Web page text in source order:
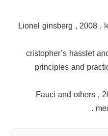
Lionel ginsberg , 2008 ,
cristopher’s hasslet
principles and
Fauci and others ,